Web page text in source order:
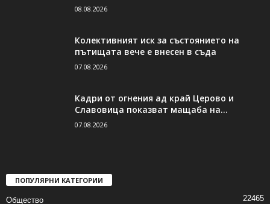
08.08.2026
Колективният иск за състоянието на
пътищата вече е внесен в съда
07.08.2026
Кадри от огнения ад край Церово и
Славовица показват мащаба на...
07.08.2026
ПОПУЛЯРНИ КАТЕГОРИИ
Общество 22465